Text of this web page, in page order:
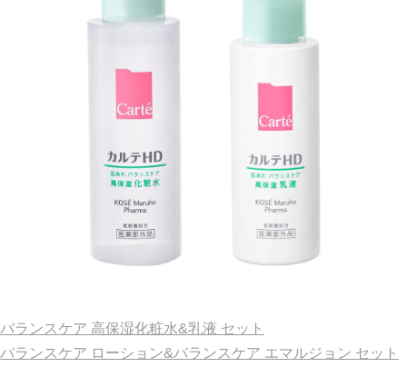
バランスケア 高保湿化粧水&乳液 セット
バランスケア ローション&バランスケア エマルジョン セット